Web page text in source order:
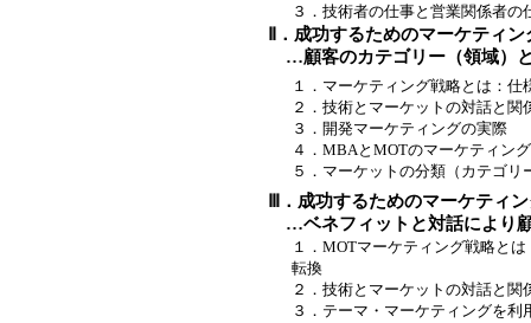
３．技術者の仕事と営業関係者の
Ⅱ．成功するためのマーケテ
…顧客のカテゴリー（領域）
１．マーケティング戦略とは：仕
２ ．技術とマーケットの対話と関
３．開発マーケティングの実際
４．MBAとMOTのマーケティング
５．マーケットの分類（カテゴリ
Ⅲ．成功するためのマーケテ
…ベネフィットと対話により
１．MOTマーケティング戦略と
転換
２．技術とマーケットの対話と関
３．テーマ・マーケティングを利